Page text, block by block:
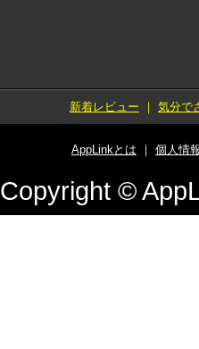
新着レビュー ｜ 気分で
AppLinkとは ｜ 個人情
Copyright ©